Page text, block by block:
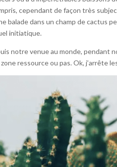
cependant de façon très
balade dans un champ de cactus
initiatique.
notre venue au monde, pendant
ressource ou pas. Ok, j’arrête